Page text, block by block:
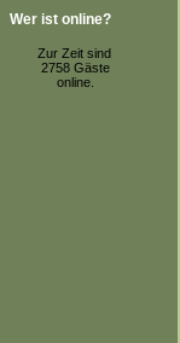
Wer ist online?
Zur Zeit sind
2758 Gäste
online.